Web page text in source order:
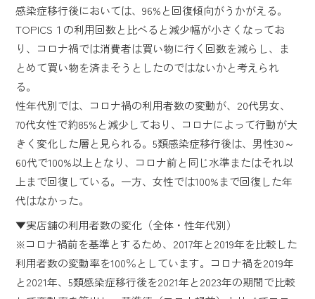
感染症移行後においては、96%と回復傾向がうかがえる。
TOPICS１の利用回数と比べると減少幅が小さくなってお
り、コロナ禍では消費者は買い物に行く回数を減らし、ま
とめて買い物を済まそうとしたのではないかと考えられ
る。
性年代別では、コロナ禍の利用者数の変動が、20代男女、
70代女性で約85%と減少しており、コロナによって行動が大
きく変化した層と見られる。5類感染症移行後は、男性30～
60代で100%以上となり、コロナ前と同じ水準またはそれ以
上まで回復している。一方、女性では100%まで回復した年
代はなかった。
▼実店舗の利用者数の変化（全体・性年代別）
※コロナ禍前を基準とするため、2017年と2019年を比較した
利用者数の変動率を100％としています。コロナ禍を2019年
と2021年、5類感染症移行後を2021年と2023年の期間で比較